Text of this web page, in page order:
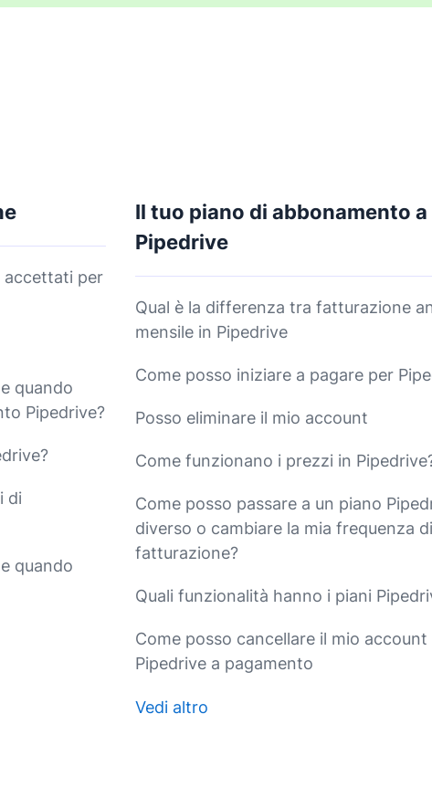
accettati per
quando
Pipedrive?
di
quando
Il tuo piano di abbonamento a
Pipedrive
Qual è la differenza tra fatturazione
mensile in Pipedrive
Come posso iniziare a pagare per
Posso eliminare il mio account
Come funzionano i prezzi in
Come posso passare a un piano
diverso o cambiare la mia frequenza di
fatturazione?
Quali funzionalità hanno i piani
Come posso cancellare il mio account
Pipedrive a pagamento
Vedi altro